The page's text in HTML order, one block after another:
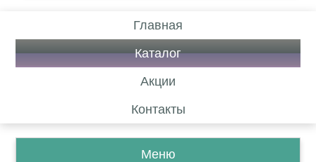
Главная
Каталог
Акции
Контакты
Меню